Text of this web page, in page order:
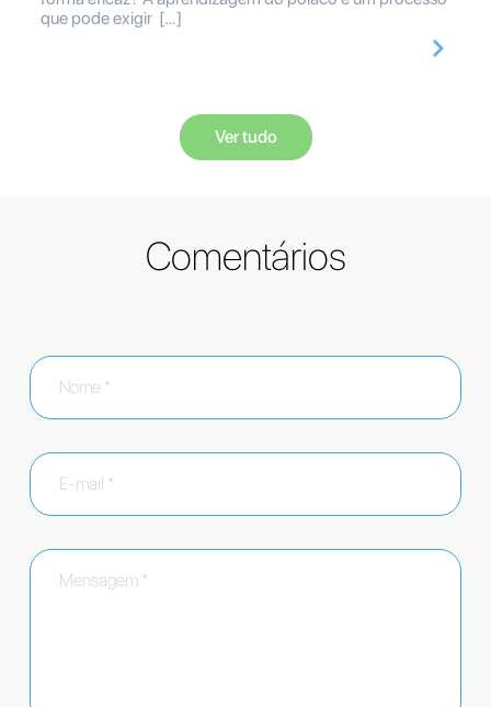
que pode exigir […]
Ver tudo
Comentários